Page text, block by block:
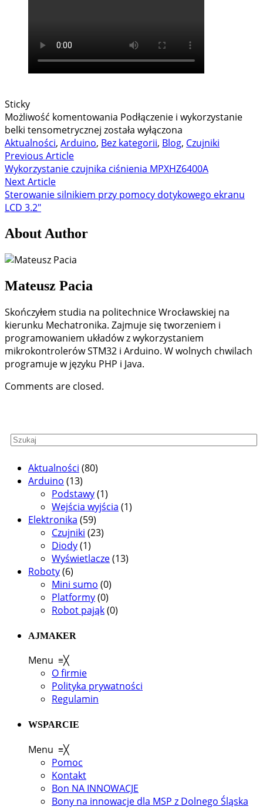
Sticky
Możliwość komentowania Podłączenie i wykorzystanie
belki tensometrycznej została wyłączona
Aktualności, Arduino, Bez kategorii, Blog, Czujniki
Previous Article
Wykorzystanie czujnika ciśnienia MPXHZ6400A
Next Article
Sterowanie silnikiem przy pomocy dotykowego ekranu
LCD 3.2″
About Author
Mateusz Pacia
Skończyłem studia na politechnice Wrocławskiej na
kierunku Mechatronika. Zajmuje się tworzeniem i
programowaniem układów z wykorzystaniem
mikrokontrolerów STM32 i Arduino. W wolnych chwilach
programuje w języku PHP i Java.
Comments are closed.
Aktualności (80)
Arduino (13)
Podstawy(1)
Wejścia wyjścia (1)
Elektronika (59)
Czujniki (23)
Diody(1)
Wyświetlacze(13)
Roboty(6)
Mini sumo (0)
Platformy(0)
Robot pająk(0)
AJMAKER
Menu ≡╳
O firmie
Polityka prywatności
Regulamin
WSPARCIE
Menu ≡╳
Pomoc
Kontakt
Bon NA INNOWACJE
Bony na innowacje dla MSP z Dolnego Śląska